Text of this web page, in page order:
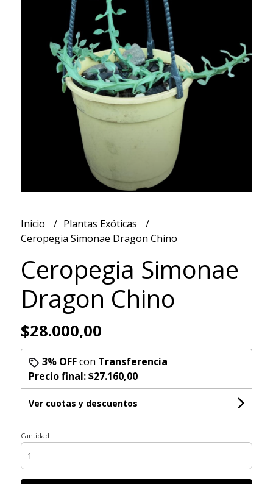
Inicio
Plantas Exóticas
Ceropegia Simonae Dragon Chino
Ceropegia Simonae
Dragon Chino
$28.000,00
3% OFFcon Transferencia
Precio final:$27.160,00
Ver cuotas y descuentos
Cantidad